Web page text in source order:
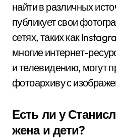
найти в различных
публикует свои
сетях, таких как
многие интернет-
и телевидению, могут
фотоархиву с
Есть ли у
жена и дети?